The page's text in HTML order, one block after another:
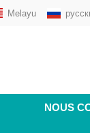
Melayu
NOUS